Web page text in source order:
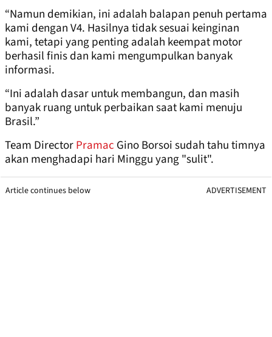
“Namun demikian, ini adalah balapan penuh pertama
kami dengan V4. Hasilnya tidak sesuai keinginan
kami, tetapi yang penting adalah keempat motor
berhasil finis dan kami mengumpulkan banyak
informasi.
“Ini adalah dasar untuk membangun, dan masih
banyak ruang untuk perbaikan saat kami menuju
Brasil.”
Team DirectorPramac Gino Borsoi sudah tahu timnya
akan menghadapi hari Minggu yang "sulit".
Article continues below ADVERTISEMENT